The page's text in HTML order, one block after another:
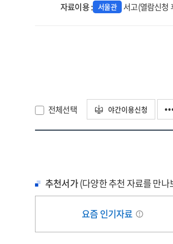
자료이용 : 서울관 서고(열람신청
전체선택 야간이용신청
추천서가(다양한 추천 자료를 만나
요즘 인기자료